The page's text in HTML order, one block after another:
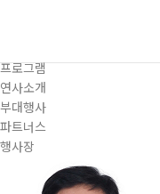
프로그램
연사소개
부대행사
파트너스
행사장